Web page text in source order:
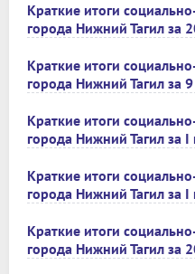
Краткие итоги
города Нижний Тагил за
Краткие итоги
города Нижний Тагил за
Краткие итоги
города Нижний Тагил за
Краткие итоги
города Нижний Тагил за I
Краткие итоги
города Нижний Тагил за